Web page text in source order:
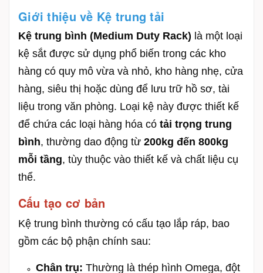
Giới thiệu về Kệ trung tải
Kệ trung bình (Medium Duty Rack) là một loại
kệ sắt được sử dụng phổ biến trong các kho
hàng có quy mô vừa và nhỏ, kho hàng nhẹ, cửa
hàng, siêu thị hoặc dùng để lưu trữ hồ sơ, tài
liệu trong văn phòng. Loại kệ này được thiết kế
để chứa các loại hàng hóa có tải trọng trung
bình, thường dao động từ 200kg đến 800kg
mỗi tầng, tùy thuộc vào thiết kế và chất liệu cụ
thể.
Cấu tạo cơ bản
Kệ trung bình thường có cấu tạo lắp ráp, bao
gồm các bộ phận chính sau:
Chân trụ: Thường là thép hình Omega, đột